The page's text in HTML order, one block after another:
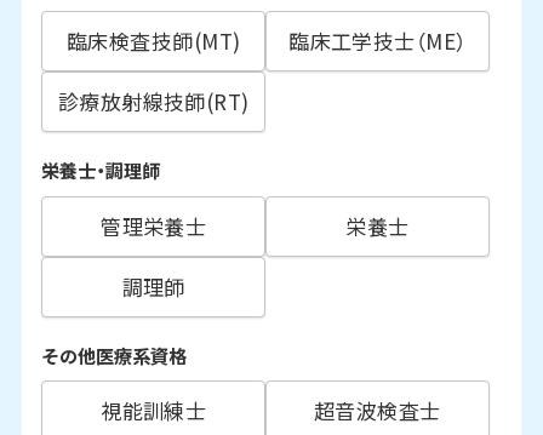
臨床検査技師(MT)
臨床工学技士（ME）
診療放射線技師(RT)
栄養士・調理師
管理栄養士
栄養士
調理師
その他医療系資格
視能訓練士
超音波検査士